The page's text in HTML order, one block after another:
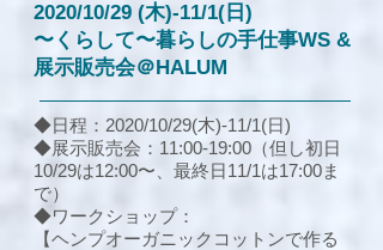
2020/10/29 (木)-11/1(日)
〜くらして〜暮らしの手仕事WS &
展示販売会＠HALUM
◆日程：2020/10/29(木)-11/1(日)
◆展示販売会：11:00-19:00（但し初日
10/29は12:00〜、最終日11/1は17:00ま
で）
◆ワークショップ：
【ヘンプオーガニックコットンで作る